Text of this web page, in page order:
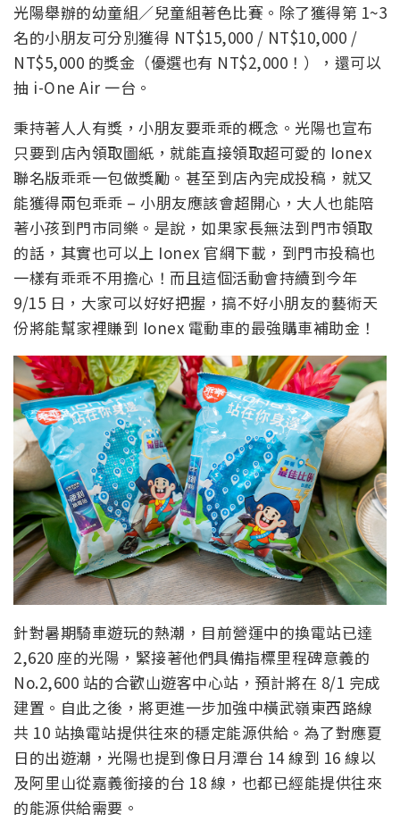
光陽舉辦的幼童組／兒童組著色比賽。除了獲得第 1~3
名的小朋友可分別獲得 NT$15,000 / NT$10,000 /
NT$5,000 的獎金（優選也有 NT$2,000！），還可以
抽 i-One Air 一台。
秉持著人人有獎，小朋友要乖乖的概念。光陽也宣布
只要到店內領取圖紙，就能直接領取超可愛的 Ionex
聯名版乖乖一包做獎勵。甚至到店內完成投稿，就又
能獲得兩包乖乖 – 小朋友應該會超開心，大人也能陪
著小孩到門市同樂。是說，如果家長無法到門市領取
的話，其實也可以上 Ionex 官網下載，到門市投稿也
一樣有乖乖不用擔心！而且這個活動會持續到今年
9/15 日，大家可以好好把握，搞不好小朋友的藝術天
份將能幫家裡賺到 Ionex 電動車的最強購車補助金！
針對暑期騎車遊玩的熱潮，目前營運中的換電站已達
2,620 座的光陽，緊接著他們具備指標里程碑意義的
No.2,600 站的合歡山遊客中心站，預計將在 8/1 完成
建置。自此之後，將更進一步加強中橫武嶺東西路線
共 10 站換電站提供往來的穩定能源供給。為了對應夏
日的出遊潮，光陽也提到像日月潭台 14 線到 16 線以
及阿里山從嘉義銜接的台 18 線，也都已經能提供往來
的能源供給需要。